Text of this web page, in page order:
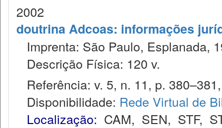
2002
doutrina Adcoas: informações
Imprenta: São Paulo, Esplanada,
Descrição Física: 120 v.
Referência: v. 5, n. 11, p.
Disponibilidade: Rede Virtual de
Localização: CAM, SEN, STF,